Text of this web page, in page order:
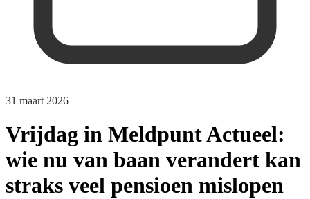
31 maart 2026
Vrijdag in Meldpunt Actueel:
wie nu van baan verandert kan
straks veel pensioen mislopen